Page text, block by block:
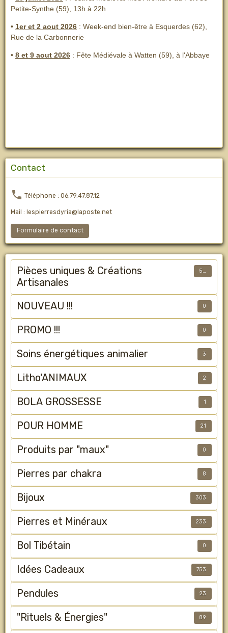
Petite-Synthe (59), 13h à 22h
• 1er et 2 aout 2026 : Week-end bien-être à Esquerdes (62),
Rue de la Carbonnerie
• 8 et 9 aout 2026 : Fête Médiévale à Watten (59), à l'Abbaye
Contact
Téléphone : 06.79.47.87.12
Mail : lespierresdyria@laposte.net
Formulaire de contact
Pièces uniques & Créations
Artisanales
50
NOUVEAU !!! 0
PROMO !!! 0
Soins énergétiques animalier 3
Litho'ANIMAUX 2
BOLA GROSSESSE 1
POUR HOMME 21
Produits par "maux" 0
Pierres par chakra 8
Bijoux 303
Pierres et Minéraux 233
Bol Tibétain 0
Idées Cadeaux 753
Pendules 23
"Rituels & Énergies" 89